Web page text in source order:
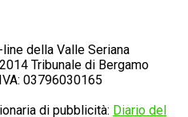
della Valle Seriana
Tribunale di Bergamo
03796030165
di pubblicità: Diario del